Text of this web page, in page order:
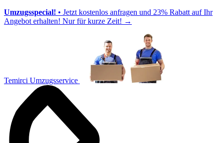
Umzugsspecial! • Jetzt kostenlos anfragen und 23% Rabatt auf Ihr
Angebot erhalten! Nur für kurze Zeit! →
Temirci Umzugsservice